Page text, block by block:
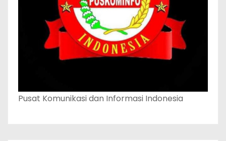
Pusat Komunikasi dan Informasi Indonesia